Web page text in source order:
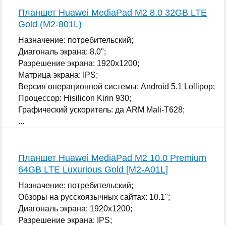
Планшет Huawei MediaPad M2 8.0 32GB LTE
Gold (M2-801L)
Назначение: потребительский;
Диагональ экрана: 8.0";
Разрешение экрана: 1920x1200;
Матрица экрана: IPS;
Версия операционной системы: Android 5.1 Lollipop;
Процессор: Hisilicon Kirin 930;
Графический ускоритель: да ARM Mali-T628;
...
Планшет Huawei MediaPad M2 10.0 Premium
64GB LTE Luxurious Gold [M2-A01L]
Назначение: потребительский;
Обзоры на русскоязычных сайтах: 10.1";
Диагональ экрана: 1920x1200;
Разрешение экрана: IPS;